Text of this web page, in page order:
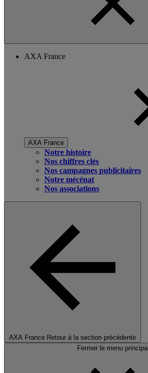
AXA France
AXA France
Notre histoire
Nos chiffres clés
Nos campagnes publicitaires
Notre mécénat
Nos associations
AXA France Retour à la section précédente
Fermer le menu principal